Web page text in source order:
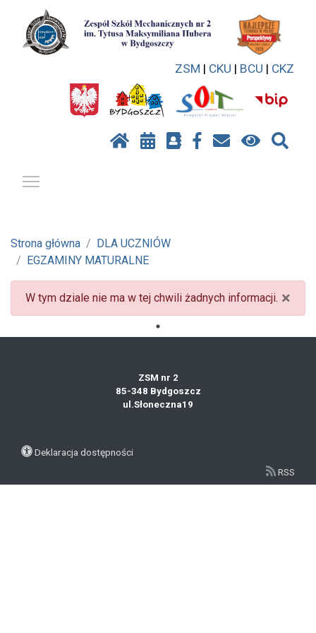
ZSM | CKU | BCU | CKZ
Strona główna
DLA UCZNIÓW
EGZAMINY MATURALNE
×
W tym dziale nie ma w tej chwili żadnych informacji.
ZSM nr 2
85-348 Bydgoszcz
ul.Słoneczna19
Deklaracja dostępności
RSS